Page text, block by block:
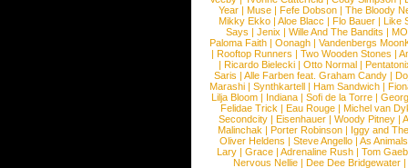
Year |Muse |Fefe Dobson |The Bloody
Mikky Ekko | Aloe Blacc | Flo Bauer | Like
Says | Jenix | Wille And The Bandits | MO
Paloma Faith |Oonagh |Vandenbergs
|Rooftop Runners |Two Wooden Stones |
| Ricardo Bielecki | Otto Normal |
Saris | Alle Farben feat. Graham Candy |
Marashi | Synthkartell | Ham Sandwich |
Lilja Bloom | Indiana | Sofi de la Torre |
Felidae Trick | Eau Rouge | Michel van
Secondcity |Eisenhauer |Woody Pitney |
Malinchak |Porter Robinson | Iggy and
Oliver Heldens |Steve Angello |As Animals
Lary | Grace | Adrenaline Rush | Tom
Nervous Nellie | Dee Dee Bridgewater |